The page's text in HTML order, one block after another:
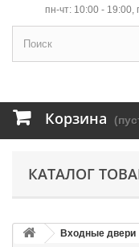
пн-чт: 10:00 - 19:00,
Корзина
КАТАЛОГ
Входные двери